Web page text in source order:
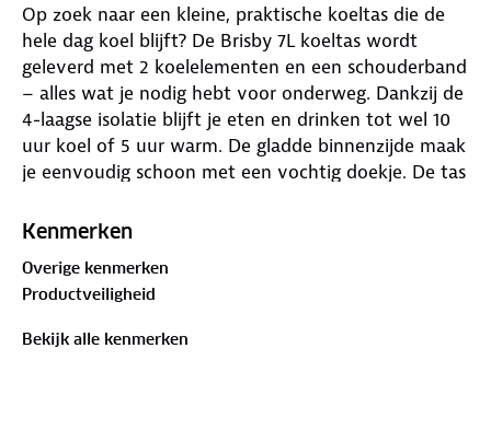
Op zoek naar een kleine, praktische koeltas die de
hele dag koel blijft? De Brisby 7L koeltas wordt
geleverd met 2 koelelementen en een schouderband
– alles wat je nodig hebt voor onderweg. Dankzij de
4-laagse isolatie blijft je eten en drinken tot wel 10
uur koel of 5 uur warm. De gladde binnenzijde maak
je eenvoudig schoon met een vochtig doekje. De tas
en een handig voorvak voor kleine spullen.
werk, strand of picknick.
Kenmerken
Overige kenmerken
Productveiligheid
Bekijk alle kenmerken